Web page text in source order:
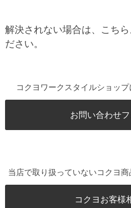
解決されない場合は、こち
ださい。
コクヨワークスタイルショッ
お問い合わせ
当店で取り扱っていないコクヨ
コクヨお客様